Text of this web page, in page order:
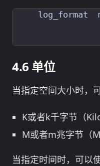
log_format
单位
当指定空间大小时，
K或者k千字节（
M或者m兆字节（
当指定时间时，可以